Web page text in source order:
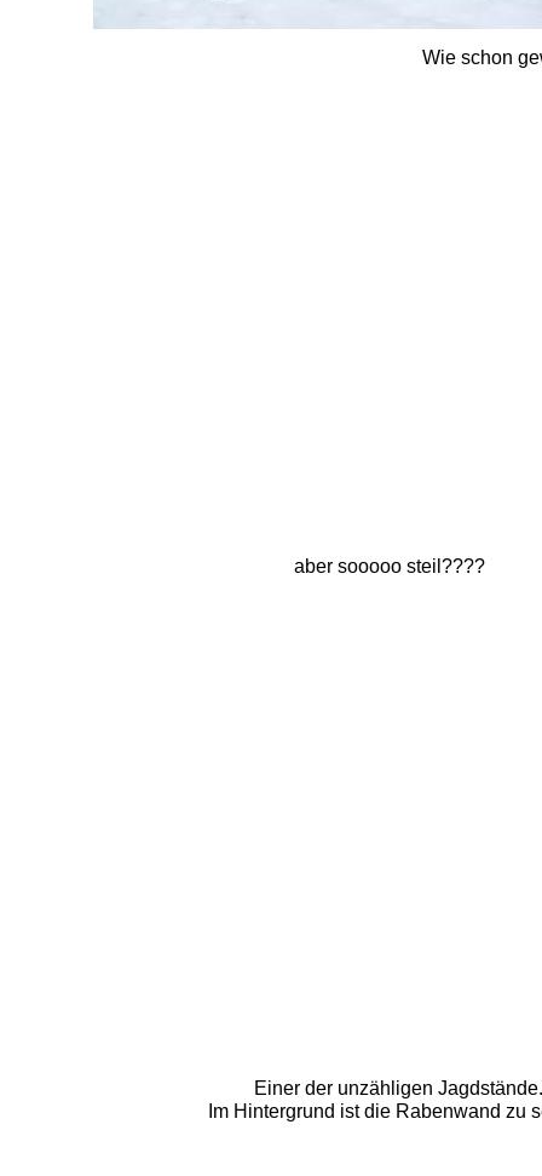
Wie schon
aber sooooo steil????
Einer der unzähligen
Im Hintergrund ist die Rabenwand zu